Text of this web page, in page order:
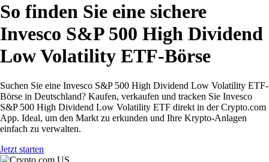
So finden Sie eine sichere
Invesco S&P 500 High Dividend
Low Volatility ETF-Börse
Suchen Sie eine Invesco S&P 500 High Dividend Low Volatility ETF-
Börse in Deutschland? Kaufen, verkaufen und tracken Sie Invesco
S&P 500 High Dividend Low Volatility ETF direkt in der Crypto.com
App. Ideal, um den Markt zu erkunden und Ihre Krypto-Anlagen
einfach zu verwalten.
Jetzt starten